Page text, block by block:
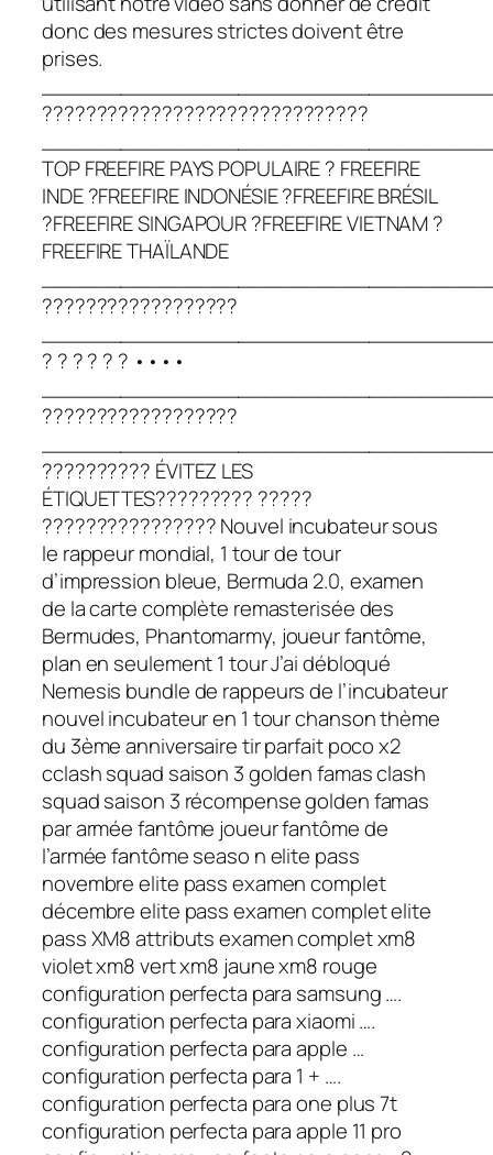
donc des mesures strictes doivent être
prises.
??????????????????????????????
TOP FREEFIRE PAYS POPULAIRE ? FREEFIRE
INDE ?FREEFIRE INDONÉSIE ?FREEFIRE BRÉSIL
?FREEFIRE SINGAPOUR ?FREEFIRE VIETNAM ?
FREEFIRE THAÏLANDE
??????????????????
? ? ? ? ? ? ••••
??????????????????
?????????? ÉVITEZ LES
ÉTIQUETTES????????? ?????
???????????????? Nouvel incubateur sous
le rappeur mondial, 1 tour de tour
d’impression bleue, Bermuda 2.0, examen
de la carte complète remasterisée des
Bermudes, Phantomarmy, joueur fantôme,
plan en seulement 1 tour J’ai débloqué
Nemesis bundle de rappeurs de l’incubateur
nouvel incubateur en 1 tour chanson thème
du 3ème anniversaire tir parfait poco x2
cclash squad saison 3 golden famas clash
squad saison 3 récompense golden famas
par armée fantôme joueur fantôme de
l’armée fantôme seaso n elite pass
novembre elite pass examen complet
décembre elite pass examen complet elite
pass XM8 attributs examen complet xm8
violet xm8 vert xm8 jaune xm8 rouge
configuration perfecta para samsung ….
configuration perfecta para xiaomi ….
configuration perfecta para apple …
configuration perfecta para 1 + ….
configuration perfecta para one plus 7t
configuration perfecta para apple 11 pro